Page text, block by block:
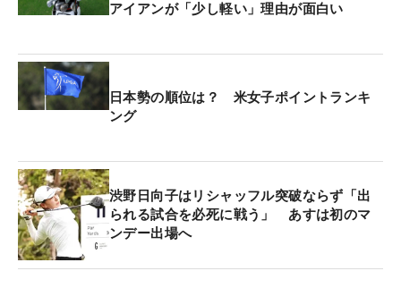
アイアンが「少し軽い」理由が面白い
日本勢の順位は？ 米女子ポイントランキ
ング
渋野日向子はリシャッフル突破ならず「出
られる試合を必死に戦う」 あすは初のマ
ンデー出場へ